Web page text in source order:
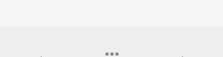
手術後の違和感
鼻づまり